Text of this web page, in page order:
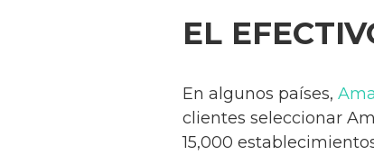
EL
En algunos países,
clientes seleccionar
15,000